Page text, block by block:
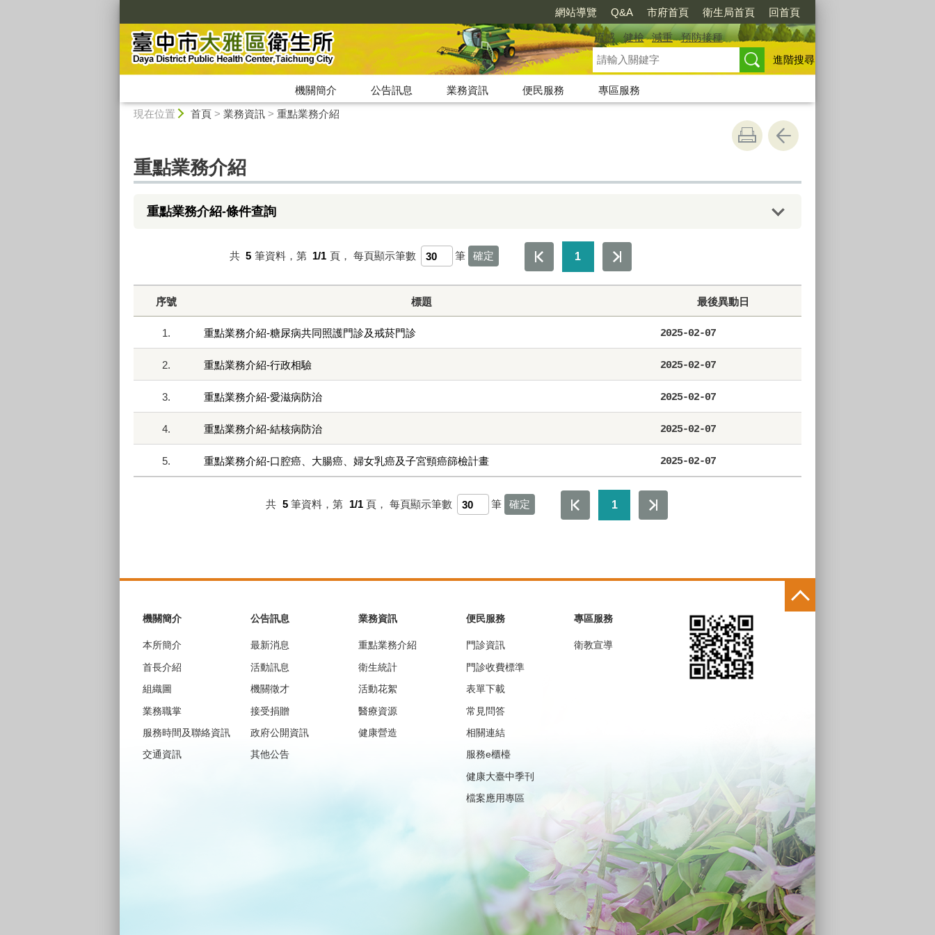
網站導覽 Q&A 市府首頁 衛生局首頁 回首頁
流感 健檢 減重
預防接種
進階搜尋
機關簡介 公告訊息 業務資訊 便民服務
專區服務
現在位置 首頁> 業務資訊> 重點業務介紹
重點業務介紹
重點業務介紹-條件查詢
共 5 筆資料，第 1/1 頁， 每頁顯示筆數 筆 1
序號 標題 最後異動日
1. 重點業務介紹-糖尿病共同照護門診及戒菸門診 2025-02-07
2. 重點業務介紹-行政相驗 2025-02-07
3. 重點業務介紹-愛滋病防治 2025-02-07
4. 重點業務介紹-結核病防治 2025-02-07
5. 重點業務介紹-口腔癌、大腸癌、婦女乳癌及子宮頸癌篩檢計畫 2025-02-07
共 5 筆資料，第 1/1 頁， 每頁顯示筆數 筆 1
機關簡介
本所簡介
首長介紹
組織圖
業務職掌
服務時間及聯絡資訊
交通資訊
公告訊息
最新消息
活動訊息
機關徵才
接受捐贈
政府公開資訊
其他公告
業務資訊
重點業務介紹
衛生統計
活動花絮
醫療資源
健康營造
便民服務
門診資訊
門診收費標準
表單下載
常見問答
相關連結
服務e櫃檯
健康大臺中季刊
檔案應用專區
專區服務
衛教宣導